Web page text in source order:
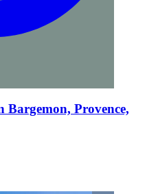
Bargemon, Provence,